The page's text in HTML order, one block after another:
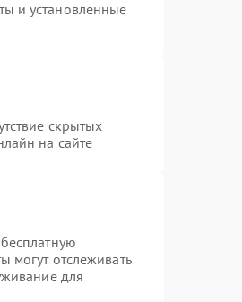
и установленные
скрытых
на сайте
могут отслеживать
для